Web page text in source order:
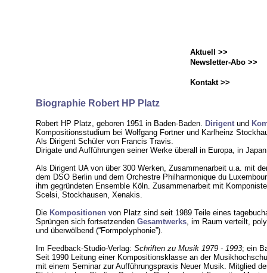
Aktuell >>
Newsletter-Abo >>
Kontakt >>
Biographie Robert HP Platz
Robert HP Platz, geboren 1951 in Baden-Baden. Dirigent und
Kompositionsstudium bei Wolfgang Fortner und Karlheinz
Als Dirigent Schüler von Francis Travis.
Dirigate und Aufführungen seiner Werke überall in Europa, in
Als Dirigent UA von über 300 Werken, Zusammenarbeit u.a. mit
dem DSO Berlin und dem Orchestre Philharmonique du
ihm gegründeten Ensemble Köln. Zusammenarbeit mit
Scelsi, Stockhausen, Xenakis.
Die Kompositionen von Platz sind seit 1989 Teile eines
Sprüngen sich fortsetzenden Gesamtwerks, im Raum verteilt,
und überwölbend (“Formpolyphonie”).
Im Feedback-Studio-Verlag: Schriften zu Musik 1979 - 1993; ein
Seit 1990 Leitung einer Kompositionsklasse an der
mit einem Seminar zur Aufführungspraxis Neuer Musik. Mitglied